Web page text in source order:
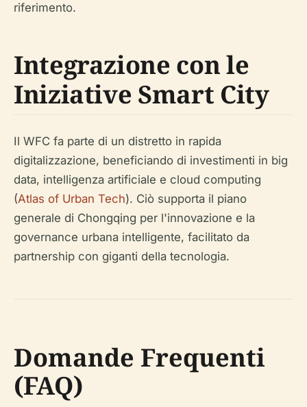
riferimento.
Integrazione con le
Iniziative Smart City
Il WFC fa parte di un distretto in rapida
digitalizzazione, beneficiando di investimenti in big
data, intelligenza artificiale e cloud computing
(Atlas of Urban Tech). Ciò supporta il piano
generale di Chongqing per l'innovazione e la
governance urbana intelligente, facilitato da
partnership con giganti della tecnologia.
Domande Frequenti
(FAQ)